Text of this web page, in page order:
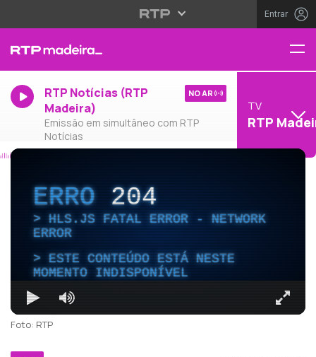
Entrar
RTP Notícias (RTP
Madeira)
Emissão em simultâneo com RTP
Notícias
NO AR
TV
RTP
ERRO204
HLS.JS FATAL ERROR - NETWORK
ERROR
ESTE CONTEÚDO ESTÁ NESTE
MOMENTO INDISPONÍVEL
Foto: RTP